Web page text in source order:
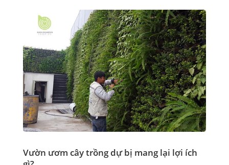
Vườn ươm cây trồng dự bị mang lại lợi ích